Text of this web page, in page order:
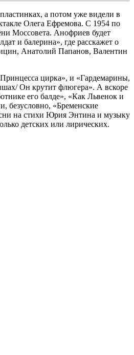
а потом уже видели в
Олега Ефремова. С 1954 по
Моссовета. Анофриев будет
и балерина», где расскажет о
Анатолий Папанов, Валентин
цирка», и «Гардемарины,
Он крутит флюгера». А вскоре
его балде», «Как Львенок и
безусловно, «Бременские
на стихи Юрия Энтина и музыку
детских или лирических.